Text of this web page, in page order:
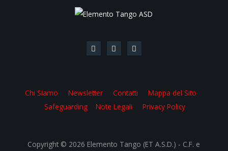
Chi Siamo Newsletter Contatti
Mappa del Sito
Safeguarding
Note Legali Privacy Policy
Copyright © 2026 Elemento Tango (ET A.S.D.) - C.F. e